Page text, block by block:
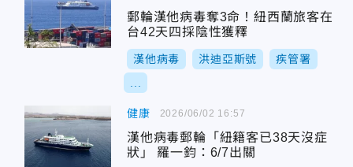
郵輪漢他病毒奪3命！紐西蘭旅客在
台42天四採陰性獲釋
漢他病毒 洪迪亞斯號 疾管署
健康
漢他病毒郵輪「紐籍客已38天沒症
狀」 羅一鈞：6/7出關
2026/06/02 16:57